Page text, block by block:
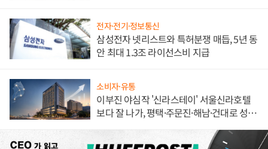
전자·전기·정보통신
삼성전자 넷리스트와 특허분쟁 매듭, 5년 동
안 최대 1.3조 라이선스비 지급
소비자·유통
이부진 야심작 '신라스테이' 서울신라호텔
보다 잘 나가, 평택·주문진·해남·건대로 성